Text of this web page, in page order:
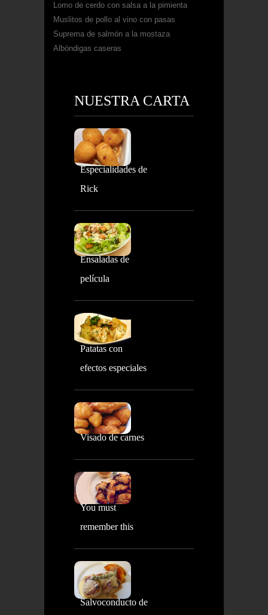
Lomo de cerdo con salsa a la pimienta
Muslitos de pollo al vino con pasas
Suprema de salmón a la mostaza
Albóndigas caseras
NUESTRA CARTA
Especialidades de
Rick
Ensaladas de
película
Patatas con
efectos especiales
Visado de carnes
You must
remember this
Salvoconducto de